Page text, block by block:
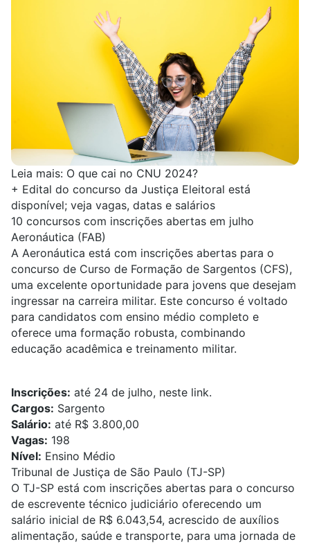
Leia mais: O que cai no CNU 2024?
+ Edital do concurso da Justiça Eleitoral está
disponível; veja vagas, datas e salários
10 concursos com inscrições abertas em julho
Aeronáutica (FAB)
A Aeronáutica está com inscrições abertas para o
concurso de Curso de Formação de Sargentos (CFS),
uma excelente oportunidade para jovens que desejam
ingressar na carreira militar. Este concurso é voltado
para candidatos com ensino médio completo e
oferece uma formação robusta, combinando
educação acadêmica e treinamento militar.
Inscrições: até 24 de julho, neste link.
Cargos: Sargento
Salário: até R$ 3.800,00
Vagas: 198
Nível: Ensino Médio
Tribunal de Justiça de São Paulo (TJ-SP)
O TJ-SP está com inscrições abertas para o concurso
de escrevente técnico judiciário oferecendo um
salário inicial de R$ 6.043,54, acrescido de auxílios
alimentação, saúde e transporte, para uma jornada de